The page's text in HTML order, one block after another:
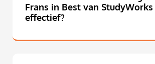
Frans in Best van StudyWorks
effectief?